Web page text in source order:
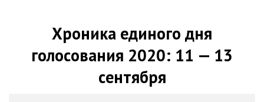
Хроника единого дня
голосования 2020: 11 — 13
сентября